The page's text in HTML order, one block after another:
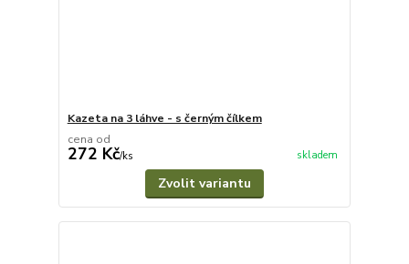
Kazeta na 3 láhve - s černým čílkem
cena od
272 Kč/ks skladem
Zvolit variantu